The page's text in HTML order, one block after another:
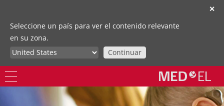
✕
Seleccione un país para ver el contenido relevante
en su zona.
Continuar